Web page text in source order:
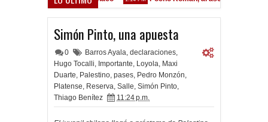
Simón Pinto, una apuesta
0 Barros Ayala, declaraciones,
Hugo Tocalli, Importante, Loyola, Maxi
Duarte, Palestino, pases, Pedro Monzón,
Platense, Reserva, Salle, Simón Pinto,
Thiago Benítez
11:24 p.m.